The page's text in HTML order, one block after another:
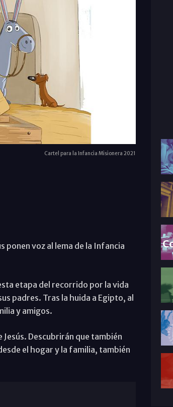
Cartel para la Infancia Misionera 2021
ponen voz al lema de la Infancia
etapa del recorrido por la vida
padres. Tras la huida a Egipto, al
y amigos.
Descubrirán que también
el hogar y la familia, también